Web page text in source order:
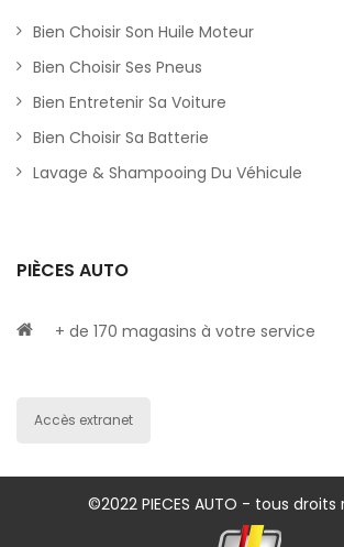
Bien Choisir Son Huile Moteur
Bien Choisir Ses Pneus
Bien Entretenir Sa Voiture
Bien Choisir Sa Batterie
Lavage & Shampooing Du Véhicule
PIÈCES AUTO
+ de 170 magasins à votre service
Accès extranet
©2022 PIECES AUTO - tous droits